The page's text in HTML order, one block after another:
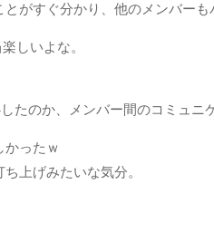
がすぐ分かり、他のメンバーも
しいよな。
たのか、メンバー間のコミュニ
ったｗ
上げみたいな気分。